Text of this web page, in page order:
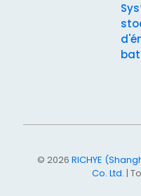
© 2026 RICHYE
Co. Ltd. |